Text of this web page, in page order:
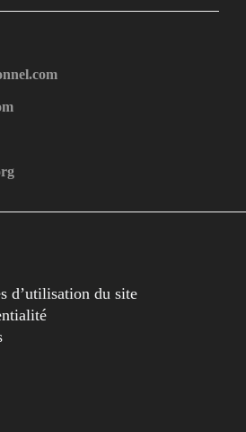
d’utilisation du site